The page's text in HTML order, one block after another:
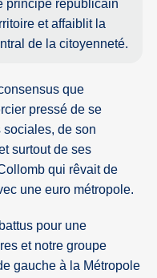
principe républicain
et affaiblit la
de la citoyenneté.
que
pressé de se
sociales, de son
surtout de ses
qui rêvait de
une euro métropole.
pour une
et notre groupe
gauche à la Métropole